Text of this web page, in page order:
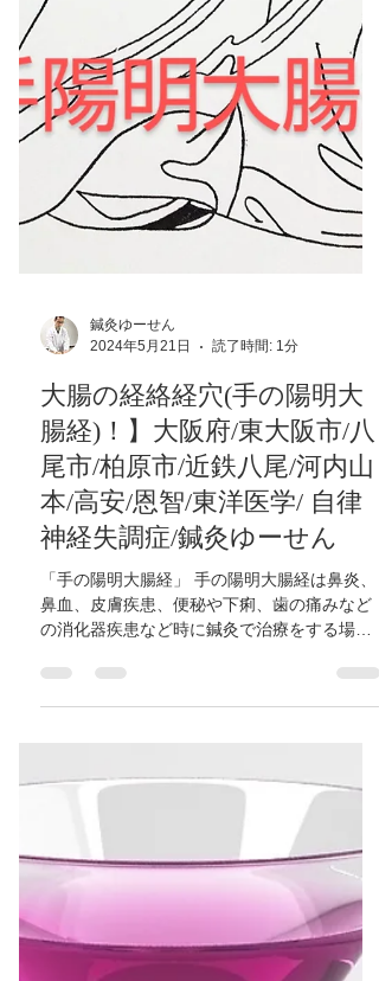
鍼灸ゆーせん
2024年5月21日
読了時間: 1分
大腸の経絡経穴(手の陽明大
腸経)！】大阪府/東大阪市/八
尾市/柏原市/近鉄八尾/河内山
本/高安/恩智/東洋医学/ 自律
神経失調症/鍼灸ゆーせん